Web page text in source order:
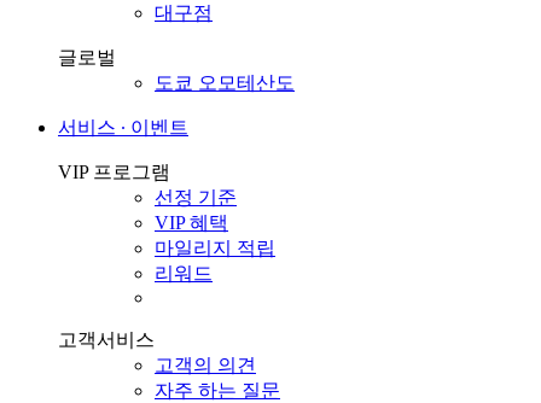
대구점
글로벌
도쿄 오모테산도
서비스 ∙ 이벤트
VIP 프로그램
선정 기준
VIP 혜택
마일리지 적립
리워드
고객서비스
고객의 의견
자주 하는 질문